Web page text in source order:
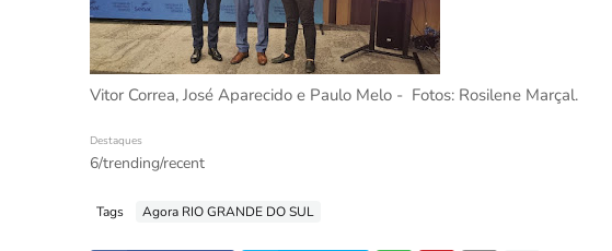
Vitor Correa, José Aparecido e Paulo Melo - Fotos: Rosilene Marçal.
Destaques
6/trending/recent
Tags Agora RIO GRANDE DO SUL